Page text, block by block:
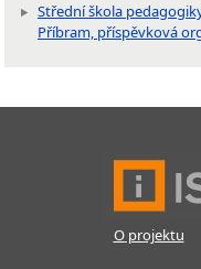
Střední škola
Příbram, příspěvková
O projektu